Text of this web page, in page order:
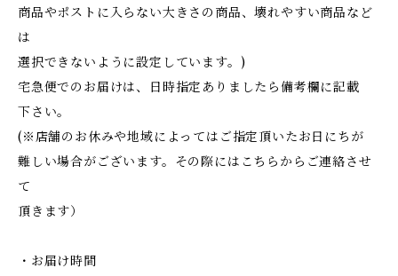
商品やポストに入らない大きさの商品、壊れやすい商品など
は
選択できないように設定しています。)
宅急便でのお届けは、日時指定ありましたら備考欄に記載
下さい。
(※店舗のお休みや地域によってはご指定頂いたお日にちが
難しい場合がございます。その際にはこちらからご連絡させ
て
頂きます）
・お届け時間